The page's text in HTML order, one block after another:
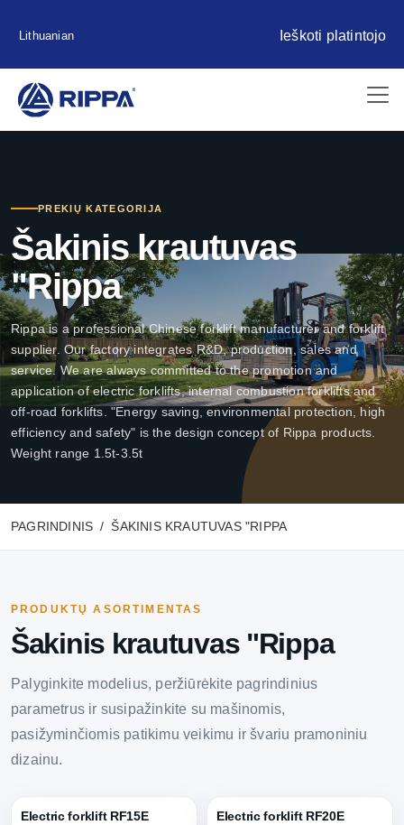
Lithuanian Ieškoti platintojo
PREKIŲ KATEGORIJA
Šakinis krautuvas
"Rippa
Rippa is a professional Chinese forklift manufacturer and forklift
supplier. Our factory integrates R&D, production, sales and
service. We are always committed to the promotion and
application of electric forklifts, internal combustion forklifts and
off-road forklifts. "Energy saving, environmental protection, high
efficiency and safety" is the design concept of Rippa products.
Weight range 1.5t-3.5t
PAGRINDINIS ŠAKINIS KRAUTUVAS "RIPPA
PRODUKTŲ ASORTIMENTAS
Šakinis krautuvas "Rippa
Palyginkite modelius, peržiūrėkite pagrindinius
parametrus ir susipažinkite su mašinomis,
pasižyminčiomis patikimu veikimu ir švariu pramoniniu
dizainu.
Electric forklift RF15E Electric forklift RF20E